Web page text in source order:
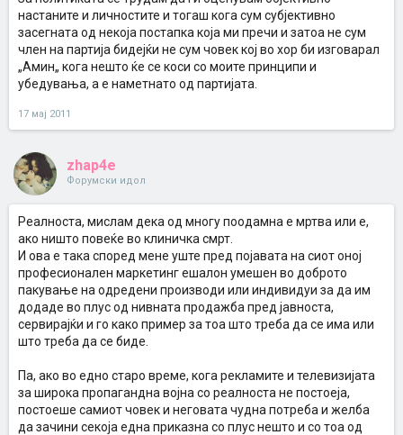
настаните и личностите и тогаш кога сум субјективно
засегната од некоја постапка која ми пречи и затоа не сум
член на партија бидејќи не сум човек кој во хор би изговарал
„Амин„ кога нешто ќе се коси со моите принципи и
убедувања, а е наметнато од партијата.
17 мај 2011
zhap4e
Форумски идол
Реалноста, мислам дека од многу поодамна е мртва или е,
ако ништо повеќе во клиничка смрт.
И ова е така според мене уште пред појавата на сиот оној
професионален маркетинг ешалон умешен во доброто
пакување на одредени производи или индивидуи за да им
додаде во плус од нивната продажба пред јавноста,
сервирајќи и го како пример за тоа што треба да се има или
што треба да се биде.
Па, ако во едно старо време, кога рекламите и телевизијата
за широка пропагандна војна со реалноста не постоеја,
постоеше самиот човек и неговата чудна потреба и желба
да зачини секоја една приказна со плус нешто и со тоа од